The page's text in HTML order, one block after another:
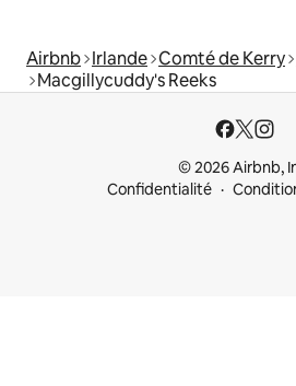
Airbnb Irlande Comté de Kerry
Macgillycuddy's Reeks
© 2026 Airbnb,
Confidentialité